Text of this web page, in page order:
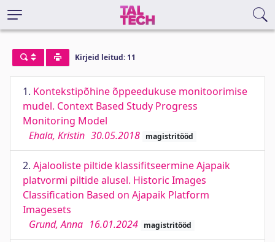
Kirjeid leitud: 11
1. Kontekstipõhine õppeedukuse monitoorimise
mudel. Context Based Study Progress
Monitoring Model
Ehala, Kristin 30.05.2018 magistritööd
2. Ajalooliste piltide klassifitseermine Ajapaik
platvormi piltide alusel. Historic Images
Classification Based on Ajapaik Platform
Imagesets
Grund, Anna 16.01.2024 magistritööd